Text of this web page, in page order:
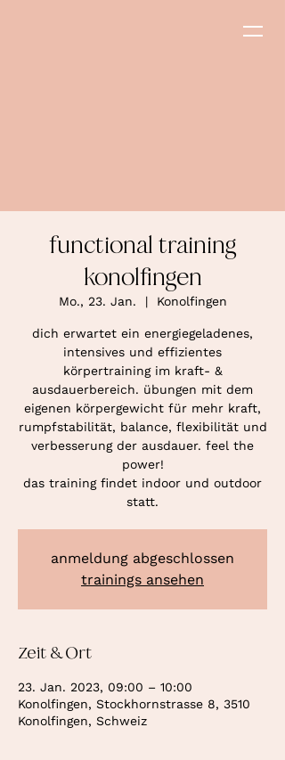
functional training
konolfingen
Mo., 23. Jan.
  |
Konolfingen
dich erwartet ein energiegeladenes,
intensives und effizientes
körpertraining im kraft- &
ausdauerbereich. übungen mit dem
eigenen körpergewicht für mehr kraft,
rumpfstabilität, balance, flexibilität und
verbesserung der ausdauer. feel the
power!
das training findet indoor und outdoor
statt.
anmeldung abgeschlossen
trainings ansehen
Zeit & Ort
23. Jan. 2023, 09:00 – 10:00
Konolfingen, Stockhornstrasse 8, 3510
Konolfingen, Schweiz